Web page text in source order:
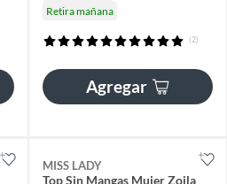
Retira mañana
(2)
Agregar
MISS LADY
Top Sin Mangas Mujer Zoila